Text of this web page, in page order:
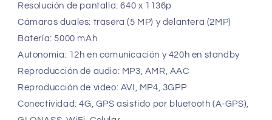
Resolución de pantalla: 640 x 1136p
Cámaras duales: trasera (5 MP) y delantera (2MP)
Batería: 5000 mAh
Autonomía: 12h en comunicación y 420h en standby
Reproducción de audio: MP3, AMR, AAC
Reproducción de video: AVI, MP4, 3GPP
Conectividad: 4G, GPS asistido por bluetooth (A-GPS),